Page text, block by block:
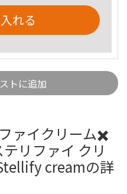
れる
トに追加
ァイクリーム✖️
リファイ クリ
creamの詳